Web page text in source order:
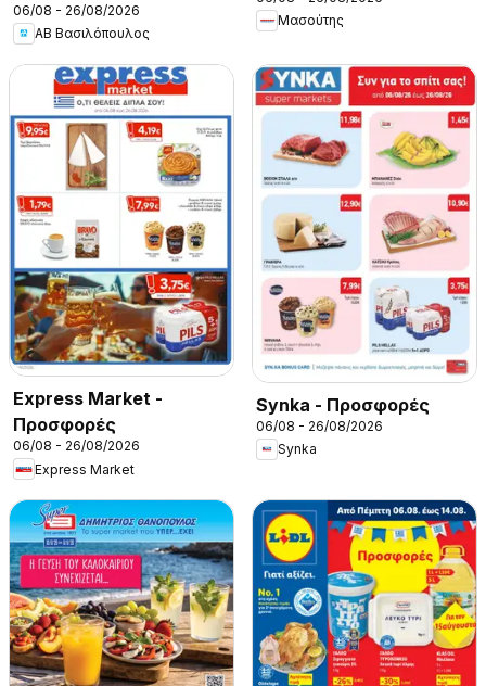
06/08 - 26/08/2026
ΑΒ Βασιλόπουλος
Μασούτης
Express Market -
Προσφορές
06/08 - 26/08/2026
Express Market
Synka - Προσφορές
06/08 - 26/08/2026
Synka